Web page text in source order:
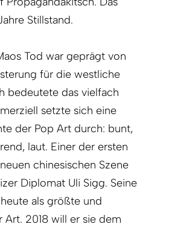
Stillstand.
Tod war geprägt von
für die westliche
bedeutete das vielfach
setzte sich eine
der Pop Art durch: bunt,
laut. Einer der ersten
chinesischen Szene
Diplomat Uli Sigg. Seine
als größte und
2018 will er sie dem